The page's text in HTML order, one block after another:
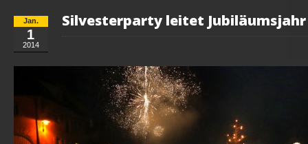
Jan.
1
2014
Silvesterparty leitet